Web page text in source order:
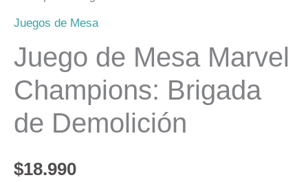
Juegos de Mesa
Juego de Mesa Marvel
Champions: Brigada
de Demolición
$18.990